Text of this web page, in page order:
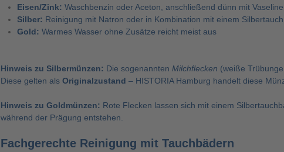
Eisen/Zink: Waschbenzin oder Aceton, anschließend dünn mit
Silber: Reinigung mit Natron oder in Kombination mit einem
Gold: Warmes Wasser ohne Zusätze reicht meist aus
Hinweis zu Silbermünzen: Die sogenannten Milchflecken (weiße
Diese gelten als Originalzustand – HISTORIA Hamburg handelt diese
Hinweis zu Goldmünzen: Rote Flecken lassen sich mit einem
während der Prägung entstehen.
Fachgerechte Reinigung mit Tauchbädern